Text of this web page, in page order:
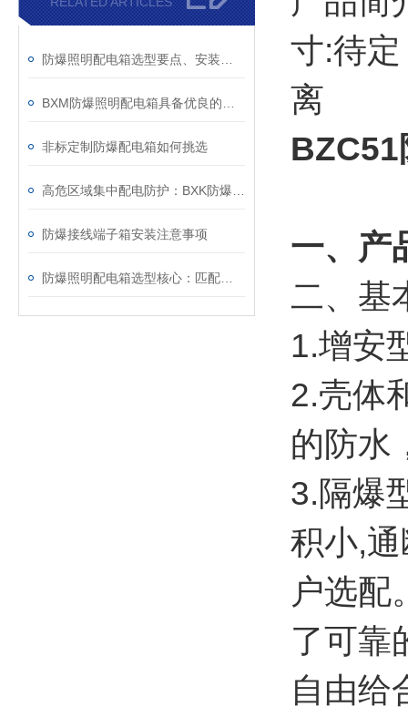
非标定制防爆配电箱如何挑选
防爆接线端子箱安装注意事项
寸:待
离
BZC51
一、产
二、基
1.增安
2.壳体
的防水
3.隔爆
积小,
户选配
了可靠
自由给